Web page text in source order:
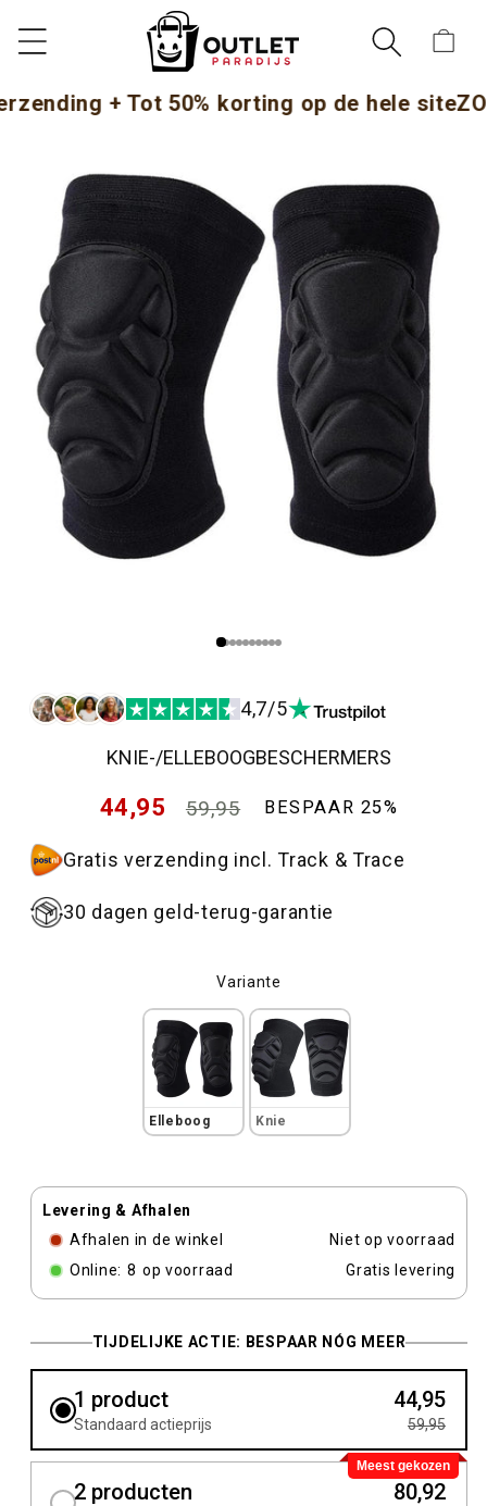
NAAR DE
CONTENT
+ Tot 50% korting op de hele site
4,7/5
KNIE-/ELLEBOOGBESCHERMERS
Normale
44,95
59,95
BESPAAR 25%
Gratis verzending incl. Track & Trace
30 dagen geld-terug-garantie
Variante
Elleboog Knie
Levering & Afhalen
Afhalen in de winkel
Niet op voorraad
Online: 8 op voorraad Gratis levering
TIJDELIJKE ACTIE: BESPAAR NÓG MEER
1 product
Standaard actieprijs
44,95
59,95
Meest gekozen
2 producten 80,92